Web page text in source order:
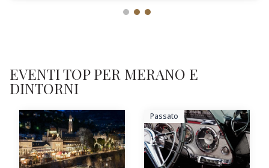
EVENTI TOP PER MERANO E
DINTORNI
Passato